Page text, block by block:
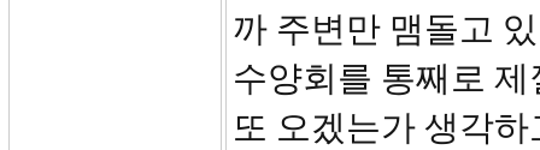
까 주변만 맴돌고
수양회를 통째로
또 오겠는가 생각